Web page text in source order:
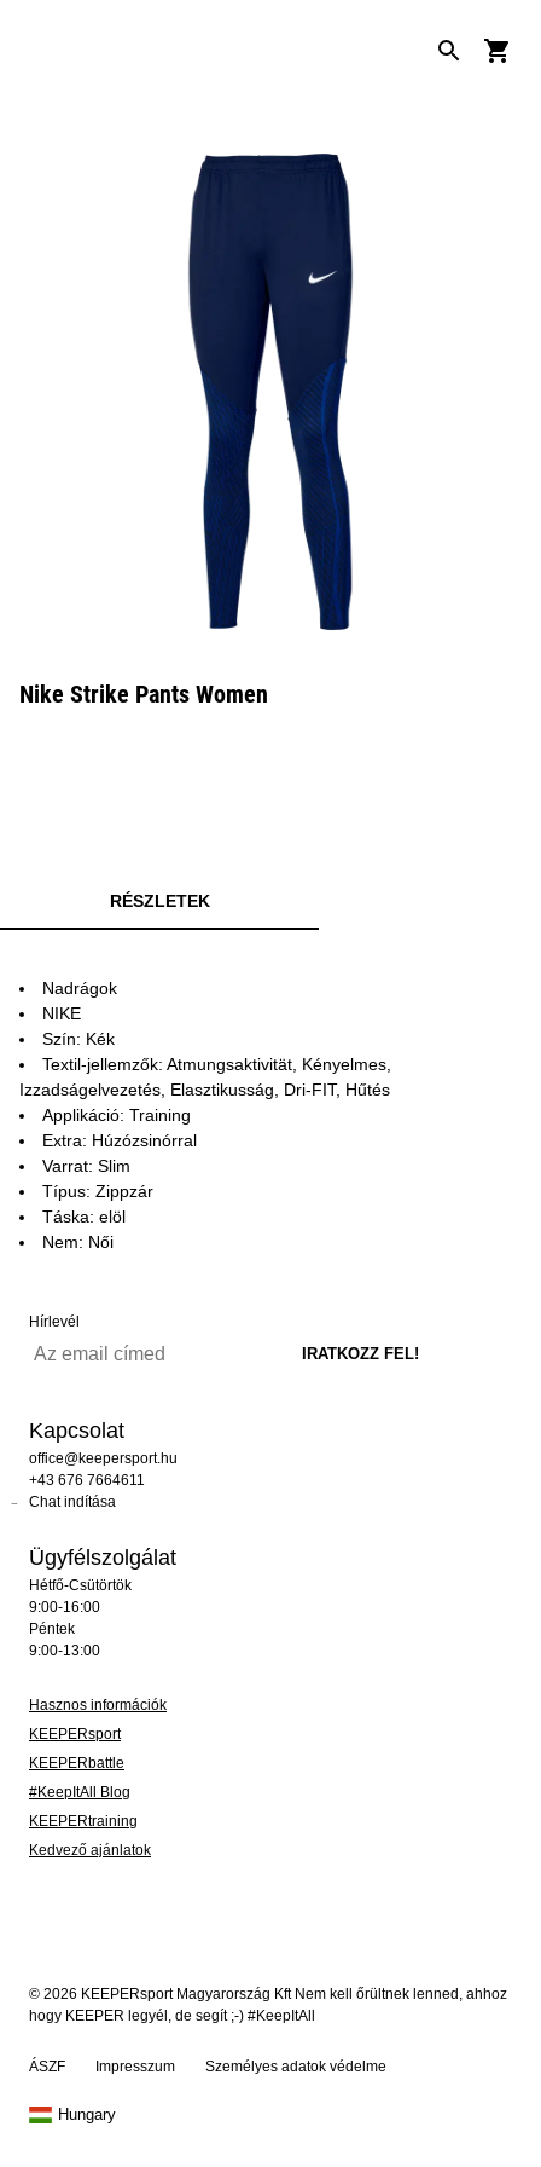
Nike Strike Pants Women
RÉSZLETEK
Nadrágok
NIKE
Szín: Kék
Textil-jellemzők: Atmungsaktivität, Kényelmes,
Izzadságelvezetés, Elasztikusság, Dri-FIT, Hűtés
Applikáció: Training
Extra: Húzózsinórral
Varrat: Slim
Típus: Zippzár
Táska: elöl
Nem: Női
Hírlevél
Kapcsolat
office@keepersport.hu
+43 676 7664611
Chat indítása
Ügyfélszolgálat
Hétfő-Csütörtök
9:00-16:00
Péntek
9:00-13:00
Hasznos információk
KEEPERsport
KEEPERbattle
#KeepItAll Blog
KEEPERtraining
Kedvező ajánlatok
© 2026 KEEPERsport Magyarország Kft Nem kell őrültnek lenned, ahhoz
hogy KEEPER legyél, de segít ;-) #KeepItAll
ÁSZF Impresszum Személyes adatok védelme
Hungary